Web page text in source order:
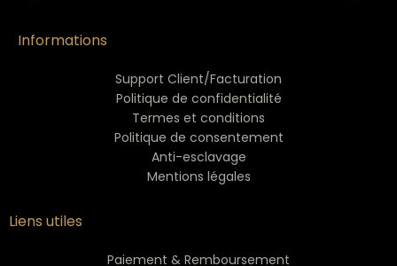
Informations
Support Client/Facturation
Politique de confidentialité
Termes et conditions
Politique de consentement
Anti-esclavage
Mentions légales
Liens utiles
Paiement & Remboursement